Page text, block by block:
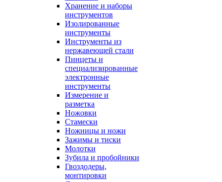
Хранение и наборы
инструментов
Изолированные
инструменты
Инструменты из
нержавеющей стали
Пинцеты и
специализированные
электронные
инструменты
Измерение и
разметка
Ножовки
Стамески
Ножницы и ножи
Зажимы и тиски
Молотки
Зубила и пробойники
Гвоздодеры,
монтировки